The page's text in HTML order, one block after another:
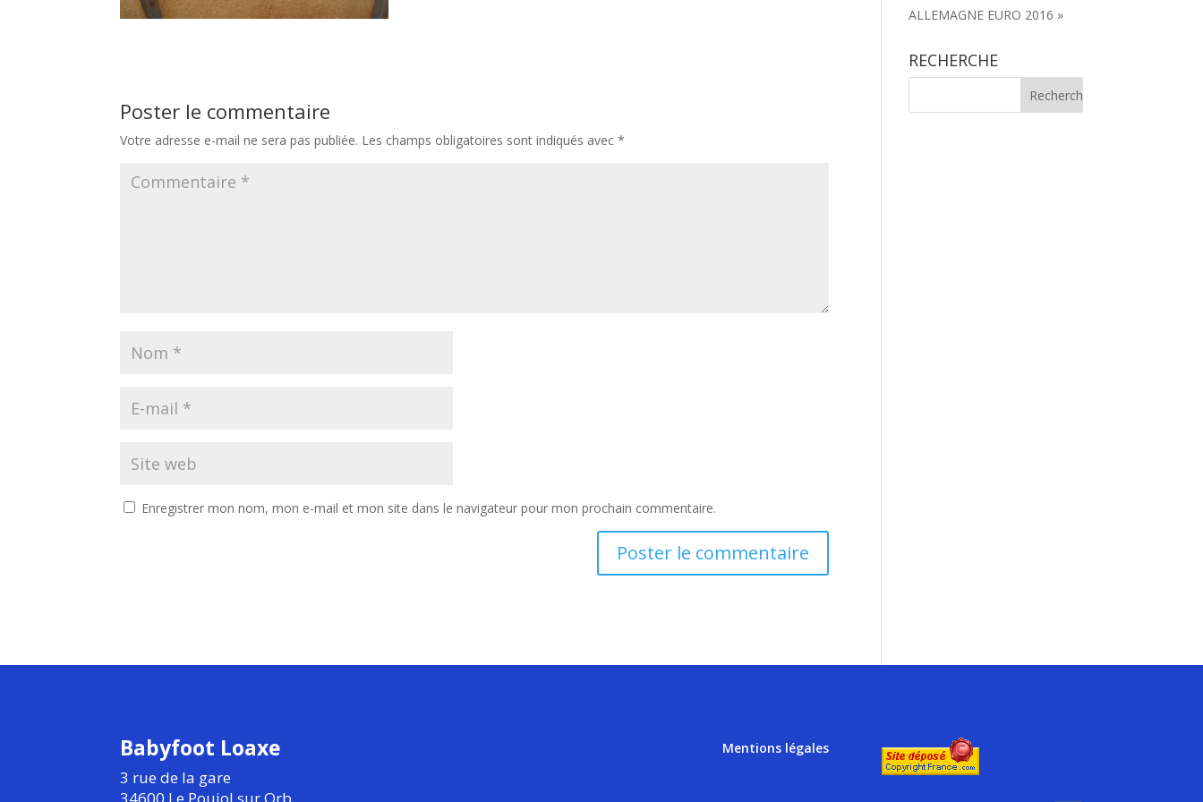
Poster le commentaire
Votre adresse e-mail ne sera pas publiée. Les champs obligatoires sont indiqués avec*
Enregistrer mon nom, mon e-mail et mon site dans le navigateur pour mon prochain commentaire.
ALLEMAGNE EURO 2016 »
RECHERCHE
Babyfoot Loaxe
3 rue de la gare
34600 Le Poujol sur Orb
Mentions légales